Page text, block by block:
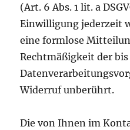
(Art. 6 Abs. 1 lit. a
Einwilligung jederzeit
eine formlose
Rechtmäßigkeit der
Widerruf unberührt.
Die von Ihnen im